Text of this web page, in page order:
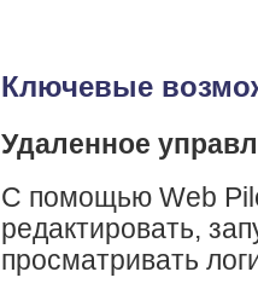
Ключевые
Удаленное
С помощью Web
редактировать,
просматривать